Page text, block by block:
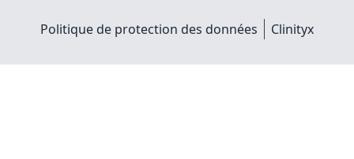
Politique de protection des données Clinityx